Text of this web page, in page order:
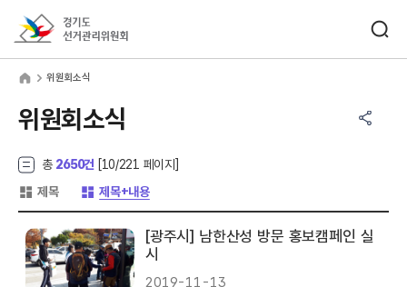
위원회소식
위원회소식
총 2650건 [10/221 페이지]
제목 제목+내용
[광주시] 남한산성 방문 홍보캠페인 실
시
2019-11-13